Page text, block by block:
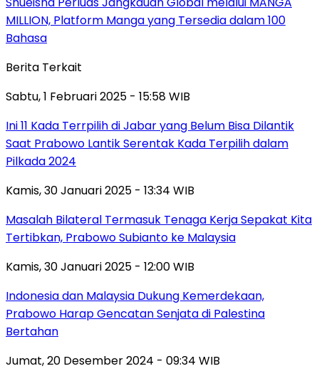
MILLION, Platform Manga yang Tersedia dalam 100
Bahasa
Berita Terkait
Sabtu, 1 Februari 2025 - 15:58 WIB
Ini 11 Kada Terrpilih di Jabar yang Belum Bisa Dilantik
Saat Prabowo Lantik Serentak Kada Terpilih dalam
Pilkada 2024
Kamis, 30 Januari 2025 - 13:34 WIB
Masalah Bilateral Termasuk Tenaga Kerja Sepakat Kita
Tertibkan, Prabowo Subianto ke Malaysia
Kamis, 30 Januari 2025 - 12:00 WIB
Indonesia dan Malaysia Dukung Kemerdekaan,
Prabowo Harap Gencatan Senjata di Palestina
Bertahan
Jumat, 20 Desember 2024 - 09:34 WIB